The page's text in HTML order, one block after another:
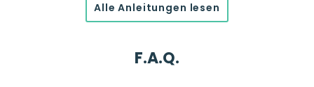
Alle Anleitungen lesen
F.A.Q.